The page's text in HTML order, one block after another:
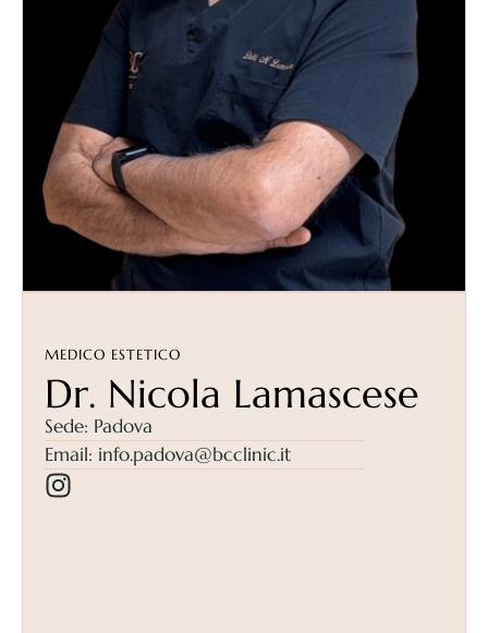
MEDICO ESTETICO
Dr. Nicola Lamascese
Sede: Padova
Email: info.padova@bcclinic.it